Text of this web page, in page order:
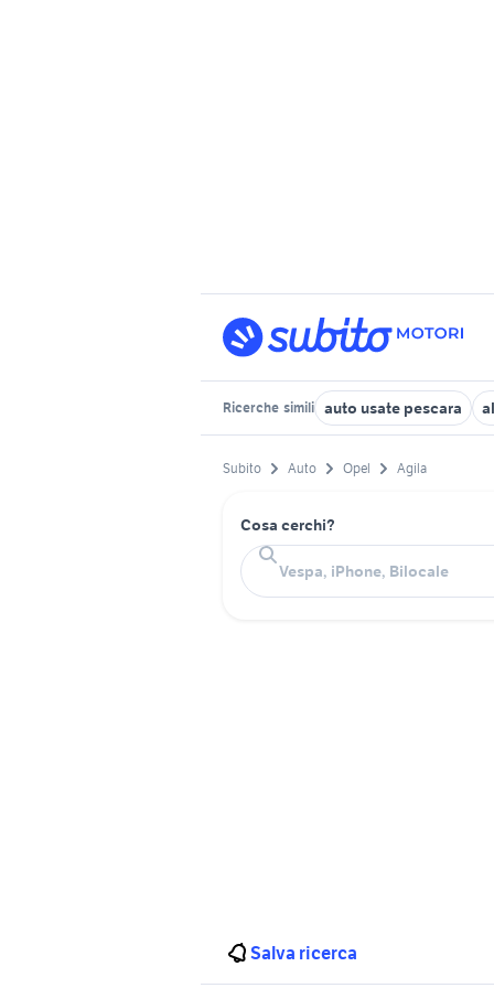
Ricerche simili auto usate pescara
Subito Auto Opel Agila
Cosa cerchi?
Salva ricerca